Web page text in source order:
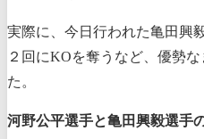
実際に、今日行われた亀田興
２回にKOを奪うなど、優勢
た。
河野公平選手と亀田興毅選手